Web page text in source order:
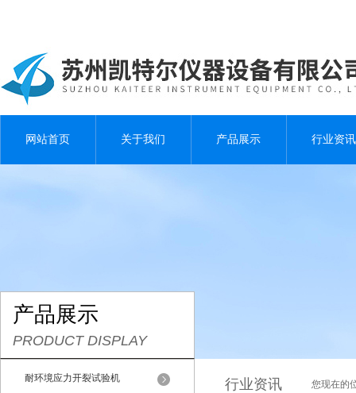
网站首页 关于我们 产品展示 行业资讯
产品展示
PRODUCT DISPLAY
耐环境应力开裂试验机 行业资讯 您现在的